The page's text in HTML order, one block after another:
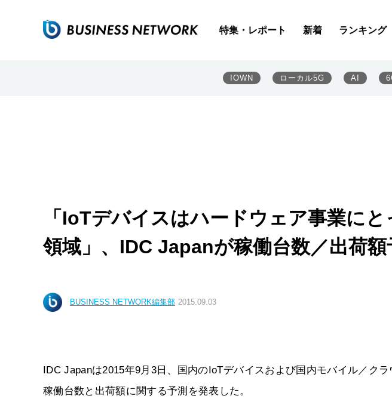
特集・レポート 新着 ランキング
IOWN ローカル5G AI
「IoTデバイスはハードウェア事業に
領域」、IDC Japanが稼働台数／出荷額
BUSINESS NETWORK編集部 2015.09.03
IDC Japanは2015年9月3日、国内のIoTデバイスおよび国内モバイル／ク
稼働台数と出荷額に関する予測を発表した。